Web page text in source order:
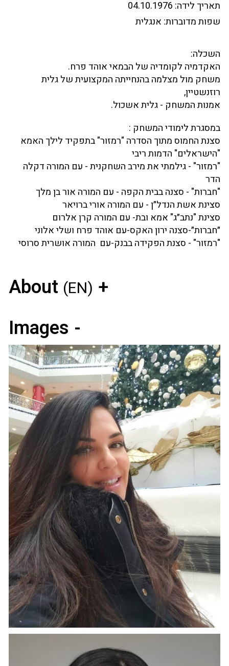
תאריך לידה:
שפות מדוברות: אנגלית
השכלה:
האקדמיה לקומדיה של הבמאי אוהד פרח.
משחק מול מצלמה בהנחייתה המקצועית של גלית
רוזנשטיין,
אמנות המשחק - גלית אשכול.
במסגרת לימודי המשחק :
סצנת החמוס מתוך הסדרה "רמזור" בתפקיד לילך האמא
"הישראלים" הדמות ריבי
"רמזור" - גילמתי את מירב השחקנית - עם המורה דקלה
הדר
"חברות" - סצנה בבית הקפה - עם המורה אור בן מלך
‏סצינת אשת הנדל״ן - עם המורה אורי ברויאר
סצינת "נתב״ג" אמא ובת- עם המורה קרן אלרום
״חברות״-סצנה ירון האקס-עם אוהד פרח ושלי אלוני
"‏רמזור" - סצנת הפקידה בבנק-עם המורה אושרית סרוסי
About (EN)
Images